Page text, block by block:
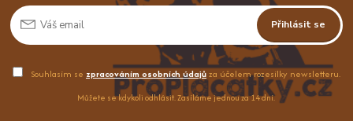
Přihlásit se
Souhlasím se zpracováním osobních údajůza účelem rozesílky newsletteru.
Můžete se kdykoli odhlásit. Zasíláme jednou za 14 dní.